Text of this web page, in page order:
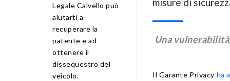
Legale Calvello può
aiutarti a
recuperare la
patente e ad
ottenere il
dissequestro del
veicolo.
Una
Il Garante Privacy ha